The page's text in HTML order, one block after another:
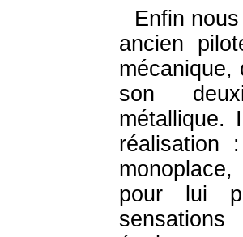
Enfin
ancien
mécanique,
son
métallique.
réalisation
pour lui